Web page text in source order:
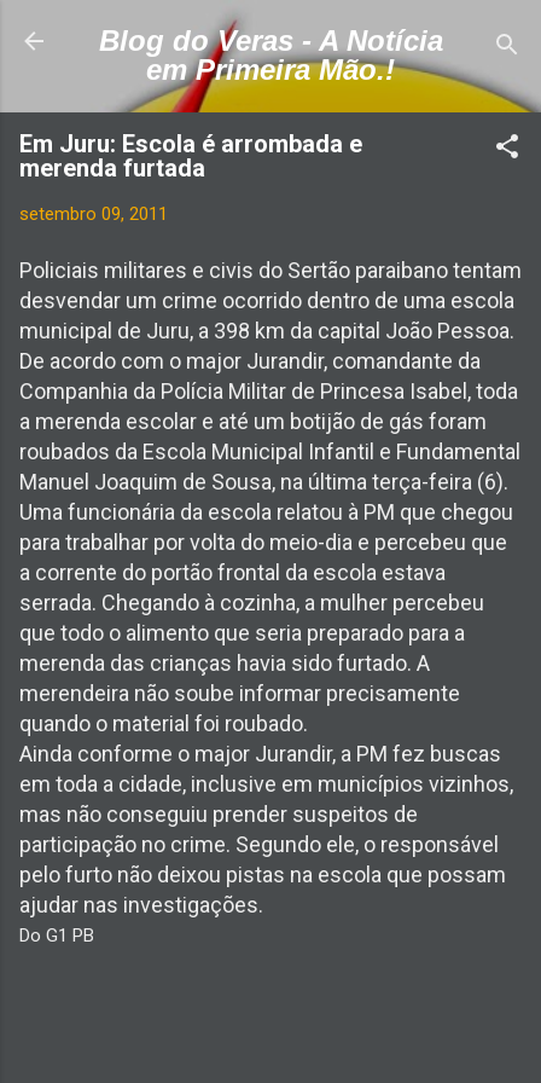
Pular para o conteúdo principal
Blog do Veras - A Notícia
em Primeira Mão.!
Em Juru: Escola é arrombada e
merenda furtada
setembro 09, 2011
Policiais militares e civis do Sertão paraibano tentam
desvendar um crime ocorrido dentro de uma escola
municipal de Juru, a 398 km da capital João Pessoa.
De acordo com o major Jurandir, comandante da
Companhia da Polícia Militar de Princesa Isabel, toda
a merenda escolar e até um botijão de gás foram
roubados da Escola Municipal Infantil e Fundamental
Manuel Joaquim de Sousa, na última terça-feira (6).
Uma funcionária da escola relatou à PM que chegou
para trabalhar por volta do meio-dia e percebeu que
a corrente do portão frontal da escola estava
serrada. Chegando à cozinha, a mulher percebeu
que todo o alimento que seria preparado para a
merenda das crianças havia sido furtado. A
merendeira não soube informar precisamente
quando o material foi roubado.
Ainda conforme o major Jurandir, a PM fez buscas
em toda a cidade, inclusive em municípios vizinhos,
mas não conseguiu prender suspeitos de
participação no crime. Segundo ele, o responsável
pelo furto não deixou pistas na escola que possam
ajudar nas investigações.
Do G1 PB